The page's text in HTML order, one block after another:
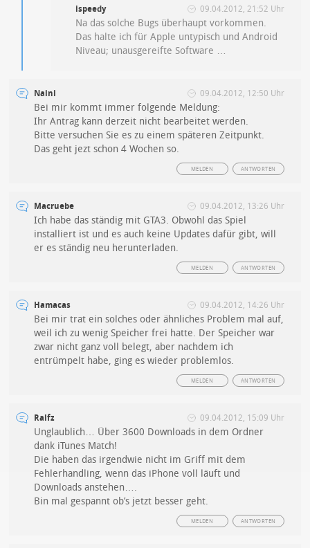
ispeedy 09.04.2012, 21:52 Uhr
Na das solche Bugs überhaupt vorkommen.
Das halte ich für Apple untypisch und Android
Niveau; unausgereifte Software …
Naini 09.04.2012, 12:50 Uhr
Bei mir kommt immer folgende Meldung:
Ihr Antrag kann derzeit nicht bearbeitet werden.
Bitte versuchen Sie es zu einem späteren Zeitpunkt.
Das geht jezt schon 4 Wochen so.
ANTWORTEN
MELDEN
Macruebe 09.04.2012, 13:26 Uhr
Ich habe das ständig mit GTA3. Obwohl das Spiel
installiert ist und es auch keine Updates dafür gibt, will
er es ständig neu herunterladen.
ANTWORTEN
MELDEN
Hamacas 09.04.2012, 14:26 Uhr
Bei mir trat ein solches oder ähnliches Problem mal auf,
weil ich zu wenig Speicher frei hatte. Der Speicher war
zwar nicht ganz voll belegt, aber nachdem ich
entrümpelt habe, ging es wieder problemlos.
ANTWORTEN
MELDEN
Ralfz 09.04.2012, 15:09 Uhr
Unglaublich… Über 3600 Downloads in dem Ordner
dank iTunes Match!
Die haben das irgendwie nicht im Griff mit dem
Fehlerhandling, wenn das iPhone voll läuft und
Downloads anstehen….
Bin mal gespannt ob’s jetzt besser geht.
ANTWORTEN
MELDEN